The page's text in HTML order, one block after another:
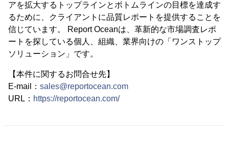
アを拡大するトップラインとボトムラインの目標を達成す
るために、クライアントに品質レポートを提供することを
信じています。 Report Oceanは、革新的な市場調査レポ
ートを探している個人、組織、業界向けの「ワンストップ
ソリューション」です。
【本件に関するお問合せ先】
E-mail： sales@reportocean.com
URL： https://reportocean.com/